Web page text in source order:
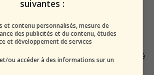
emblématique de la France et
universel, est désormais sous
direction du musée a également déposé
à l’intégrité patrimoniale ». Le
suivantes :
et contenu personnalisés, mesure de
des publicités et du contenu, études
et développement de services
ou accéder à des informations sur un